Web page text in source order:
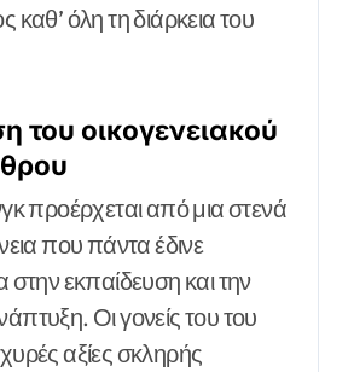
καθ’ όλη τη διάρκεια του
του οικογενειακού
προέρχεται από μια στενά
που πάντα έδινε
στην εκπαίδευση και την
Οι γονείς του του
αξίες σκληρής